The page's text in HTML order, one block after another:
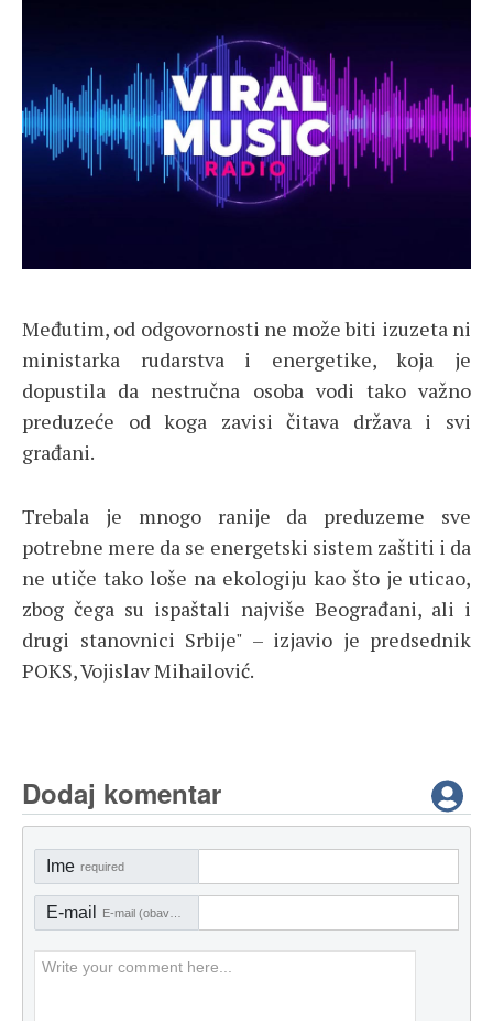
Međutim, od odgovornosti ne može biti izuzeta ni
ministarka rudarstva i energetike, koja je
dopustila da nestručna osoba vodi tako važno
preduzeće od koga zavisi čitava država i svi
građani.
Trebala je mnogo ranije da preduzeme sve
potrebne mere da se energetski sistem zaštiti i da
ne utiče tako loše na ekologiju kao što je uticao,
zbog čega su ispaštali najviše Beograđani, ali i
drugi stanovnici Srbije" – izjavio je predsednik
POKS, Vojislav Mihailović.
Dodaj komentar
Ime required
E-mail